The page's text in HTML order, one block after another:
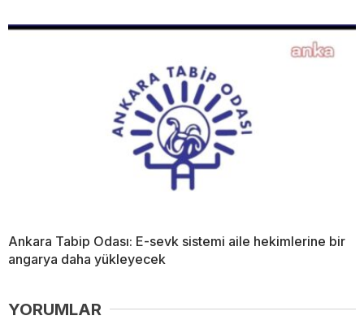
Ankara Tabip Odası: E-sevk sistemi aile hekimlerine bir
angarya daha yükleyecek
YORUMLAR